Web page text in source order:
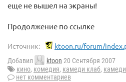
еще не вышел на экраны!
Продолжение по ссылке
Источник: ktoon.ru/forum/
Добавил ktoon 20 Сентября 2007
кино, комедия, камеди клаб, камеди
нет комментариев